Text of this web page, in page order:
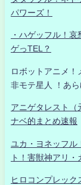
パワーズ！
・ハゲッフル！
ゲっTEL？
ロボットアニメ！
非モテ星人 ！あ
アニゲタレスト
ナベ的まとめ速報
ユカ・ヨネッフル
ト！害獣神アリ
ヒロコンプレッ